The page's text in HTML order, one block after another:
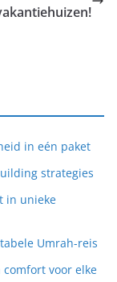
in eén paket
strategies
in unieke
Umrah-reis
voor elke